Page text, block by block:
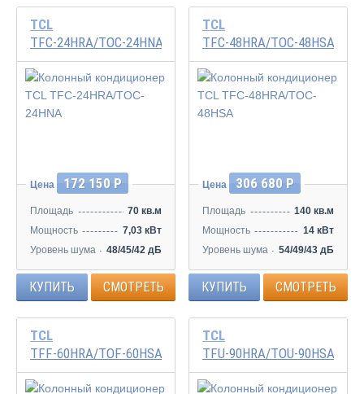
TCL
TFC-24HRA/TOC-24HNA
Цена 172 150 Р
Площадь
70 кв.м
Мощность
7,03 кВт
Уровень шума
48/45/42 дБ
КУПИТЬ СМОТРЕТЬ
TCL
TFC-48HRA/TOC-48HSA
Цена 306 680 Р
Площадь
140 кв.м
Мощность
14 кВт
Уровень шума
54/49/43 дБ
КУПИТЬ СМОТРЕТЬ
TCL
TFF-60HRA/TOF-60HSA
TCL
TFU-90HRA/TOU-90HSA